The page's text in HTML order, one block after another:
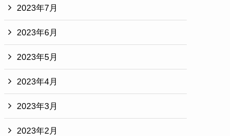
2023年7月
2023年6月
2023年5月
2023年4月
2023年3月
2023年2月